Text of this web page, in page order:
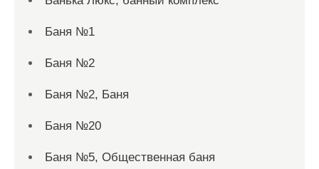
Баня №1
Баня №2
Баня №2, Баня
Баня №20
Баня №5, Общественная баня